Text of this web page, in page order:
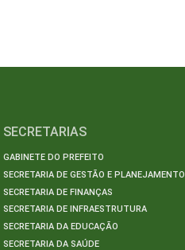
SECRETARIAS
GABINETE DO PREFEITO
SECRETARIA DE GESTÃO E PLANEJAMENTO
SECRETARIA DE FINANÇAS
SECRETARIA DE INFRAESTRUTURA
SECRETARIA DA EDUCAÇÃO
SECRETARIA DA SAÚDE